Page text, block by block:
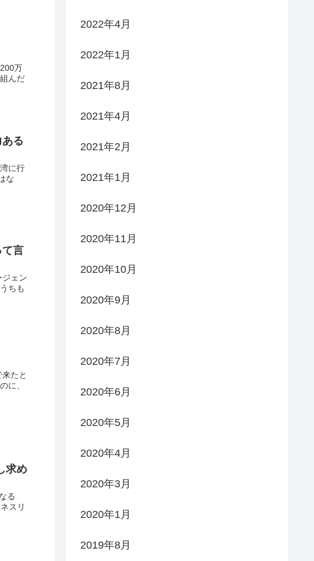
万
んだ
る
に行
な
て言
ェン
ちも
たと
に、
求め
る
スリ
2022年4月
2022年1月
2021年8月
2021年4月
2021年2月
2021年1月
2020年12月
2020年11月
2020年10月
2020年9月
2020年8月
2020年7月
2020年6月
2020年5月
2020年4月
2020年3月
2020年1月
2019年8月